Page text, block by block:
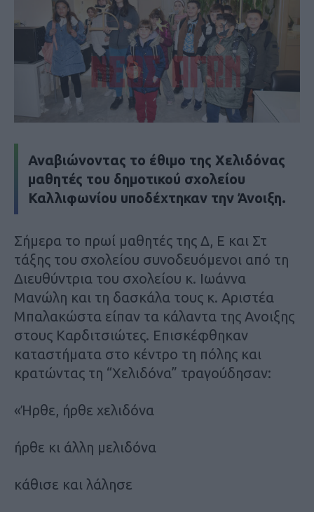
Αναβιώνοντας το έθιμο της Χελιδόνας
μαθητές του δημοτικού σχολείου
Καλλιφωνίου υποδέχτηκαν την Άνοιξη.
Σήμερα το πρωί μαθητές της Δ, Ε και Στ
τάξης του σχολείου συνοδευόμενοι από τη
Διευθύντρια του σχολείου κ. Ιωάννα
Μανώλη και τη δασκάλα τους κ. Αριστέα
Μπαλακώστα είπαν τα κάλαντα της Ανοιξης
στους Καρδιτσιώτες. Επισκέφθηκαν
καταστήματα στο κέντρο τη πόλης και
κρατώντας τη “Χελιδόνα” τραγούδησαν:
«Ήρθε, ήρθε χελιδόνα
ήρθε κι άλλη μελιδόνα
κάθισε και λάλησε